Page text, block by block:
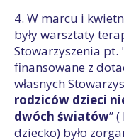
4. W marcu i
były warsztaty
Stowarzyszenia
finansowane z
własnych
rodziców dzieci
dwóch światów”
dziecko) było